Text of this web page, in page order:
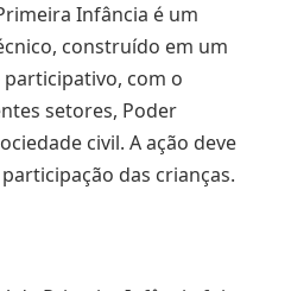
Infância é um
construído em um
com o
setores, Poder
civil. A ação deve
das crianças.